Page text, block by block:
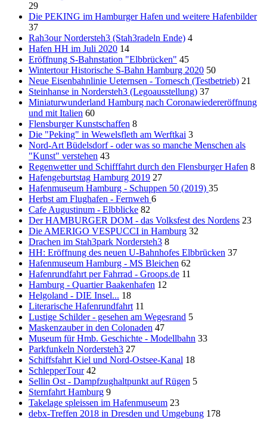
29
Die PEKING im Hamburger Hafen und weitere Hafenbilder
37
Rah3our Nordersteh3 (Stah3radeln Ende) 4
Hafen HH im Juli 2020 14
Eröffnung S-Bahnstation "Elbbrücken" 45
Wintertour Historische S-Bahn Hamburg 2020 50
Neue Eisenbahnlinie Ueternsen - Tornesch (Testbetrieb) 21
Steinhanse in Nordersteh3 (Legoausstellung) 37
Miniaturwunderland Hamburg nach Coronawiedereröffnung
und mit Italien 60
Flensburger Kunstschaffen 8
Die "Peking" in Wewelsfleth am Werftkai 3
Nord-Art Büdelsdorf - oder was so manche Menschen als
"Kunst" verstehen 43
Regenwetter und Schifffahrt durch den Flensburger Hafen 8
Hafengeburtstag Hamburg 2019 27
Hafenmuseum Hamburg - Schuppen 50 (2019) 35
Herbst am Flughafen - Fernweh 6
Cafe Augustinum - Elbblicke 82
Der HAMBURGER DOM - das Volksfest des Nordens 23
Die AMERIGO VESPUCCI in Hamburg 32
Drachen im Stah3park Nordersteh3 8
HH: Eröffnung des neuen U-Bahnhofes Elbbrücken 37
Hafenmuseum Hamburg - MS Bleichen 62
Hafenrundfahrt per Fahrrad - Groops.de 11
Hamburg - Quartier Baakenhafen 12
Helgoland - DIE Insel... 18
Literarische Hafenrundfahrt 11
Lustige Schilder - gesehen am Wegesrand 5
Maskenzauber in den Colonaden 47
Museum für Hmb. Geschichte - Modellbahn 33
Parkfunkeln Nordersteh3 27
Schiffsfahrt Kiel und Nord-Ostsee-Kanal 18
SchlepperTour 42
Sellin Ost - Dampfzughaltpunkt auf Rügen 5
Sternfahrt Hamburg 9
Takelage spleissen im Hafenmuseum 23
debx-Treffen 2018 in Dresden und Umgebung 178